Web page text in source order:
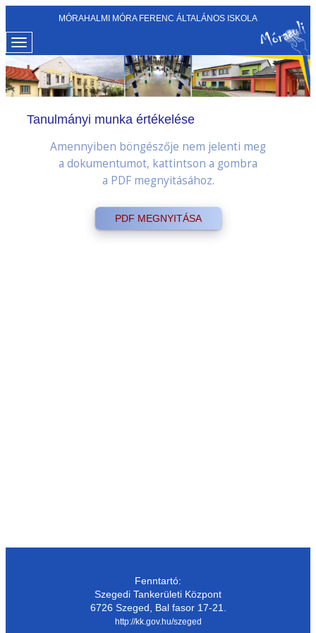
MÓRAHALMI MÓRA FERENC ÁLTALÁNOS ISKOLA
Tanulmányi munka értékelése
Amennyiben böngészője nem jelenti meg
a dokumentumot, kattintson a gombra
a PDF megnyitásához.
PDF MEGNYITÁSA
Fenntartó:
Szegedi Tankerületi Központ
6726 Szeged, Bal fasor 17-21.
http://kk.gov.hu/szeged